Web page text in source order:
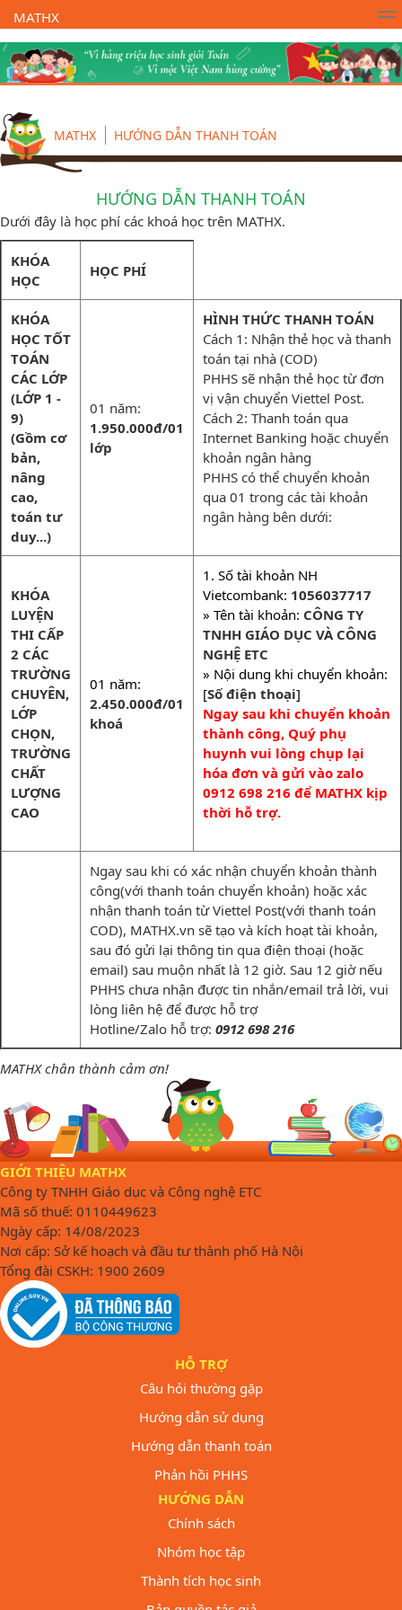
MATHX
Trường Toán Online MATHX Học toán - Lớp 1
MATHX HƯỚNG DẪN THANH TOÁN
HƯỚNG DẪN THANH TOÁN
Dưới đây là học phí các khoá học trên MATHX.
KHÓA
HỌC
HỌC PHÍ
KHÓA
HỌC TỐT
TOÁN
CÁC LỚP
(LỚP 1 -
9)
(Gồm cơ
bản,
nâng
cao,
toán tư
duy...)
01 năm:
1.950.000đ/01
lớp
HÌNH THỨC THANH TOÁN
Cách 1: Nhận thẻ học và thanh
toán tại nhà (COD)
PHHS sẽ nhận thẻ học từ đơn
vị vận chuyển Viettel Post.
Cách 2: Thanh toán qua
Internet Banking hoặc chuyển
khoản ngân hàng
PHHS có thể chuyển khoản
qua 01 trong các tài khoản
ngân hàng bên dưới:
KHÓA
LUYỆN
THI CẤP
2 CÁC
TRƯỜNG
CHUYÊN,
LỚP
CHỌN,
TRƯỜNG
CHẤT
LƯỢNG
CAO
01 năm:
2.450.000đ/01
khoá
1. Số tài khoản NH
Vietcombank: 1056037717
» Tên tài khoản: CÔNG TY
TNHH GIÁO DỤC VÀ CÔNG
NGHỆ ETC
» Nội dung khi chuyển khoản:
[Số điện thoại]
Ngay sau khi chuyển khoản
thành công, Quý phụ
huynh vui lòng chụp lại
hóa đơn và gửi vào zalo
0912 698 216 để MATHX kịp
thời hỗ trợ.
Ngay sau khi có xác nhận chuyển khoản thành
công(với thanh toán chuyển khoản) hoặc xác
nhận thanh toán từ Viettel Post(với thanh toán
COD), MATHX.vn sẽ tạo và kích hoạt tài khoản,
sau đó gửi lại thông tin qua điện thoại (hoặc
email) sau muộn nhất là 12 giờ. Sau 12 giờ nếu
PHHS chưa nhận được tin nhắn/email trả lời, vui
lòng liên hệ để được hỗ trợ
Hotline/Zalo hỗ trợ: 0912 698 216
MATHX chân thành cảm ơn!
GIỚI THIỆU MATHX
Công ty TNHH Giáo dục và Công nghệ ETC
Mã số thuế: 0110449623
Ngày cấp: 14/08/2023
Nơi cấp: Sở kế hoạch và đầu tư thành phố Hà Nội
Tổng đài CSKH: 1900 2609
HỖ TRỢ
Câu hỏi thường gặp
Hướng dẫn sử dụng
Hướng dẫn thanh toán
Phản hồi PHHS
HƯỚNG DẪN
Chính sách
Nhóm học tập
Thành tích học sinh